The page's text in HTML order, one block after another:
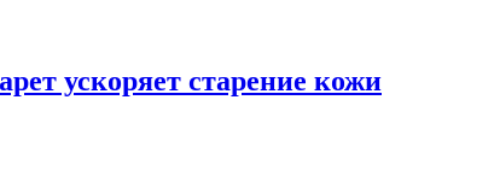
ускоряет старение кожи